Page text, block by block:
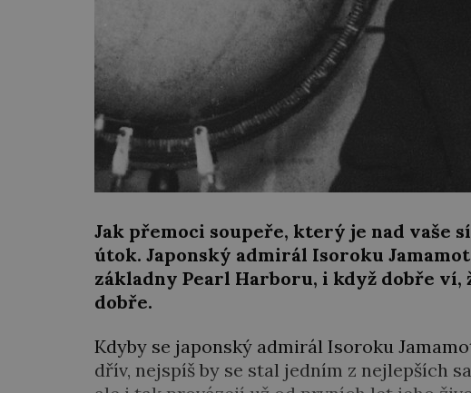
Jak přemoci soupeře, který je nad vaše
útok. Japonský admirál Isoroku
základny Pearl Harboru, i když dobře ví,
dobře.
Kdyby se japonský admirál Isoroku
dřív, nejspíš by se stal jedním z nejlepších